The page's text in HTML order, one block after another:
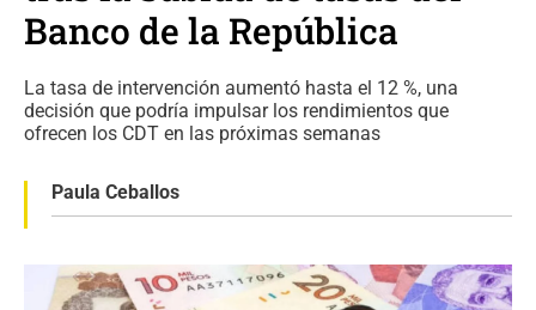
Banco de la República
La tasa de intervención aumentó hasta el 12 %, una
decisión que podría impulsar los rendimientos que
ofrecen los CDT en las próximas semanas
Paula Ceballos